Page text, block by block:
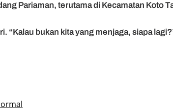
Pariaman, terutama di Kecamatan Koto
“Kalau bukan kita yang menjaga, siapa